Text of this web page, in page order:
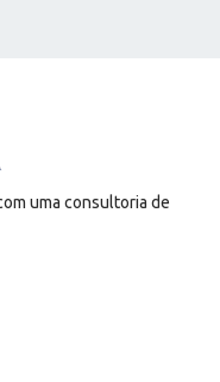
uma consultoria de